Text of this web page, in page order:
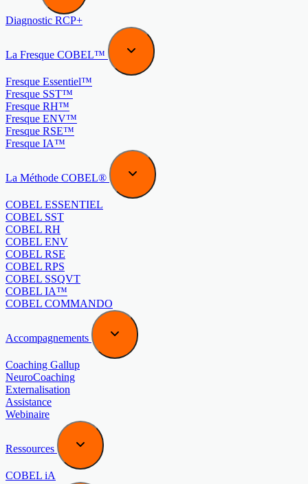
Diagnostic RCP+
La Fresque COBEL™
Fresque Essentiel™
Fresque SST™
Fresque RH™
Fresque ENV™
Fresque RSE™
Fresque IA™
La Méthode COBEL®
COBEL ESSENTIEL
COBEL SST
COBEL RH
COBEL ENV
COBEL RSE
COBEL RPS
COBEL SSQVT
COBEL IA™
COBEL COMMANDO
Accompagnements
Coaching Gallup
NeuroCoaching
Externalisation
Assistance
Webinaire
Ressources
COBEL iA